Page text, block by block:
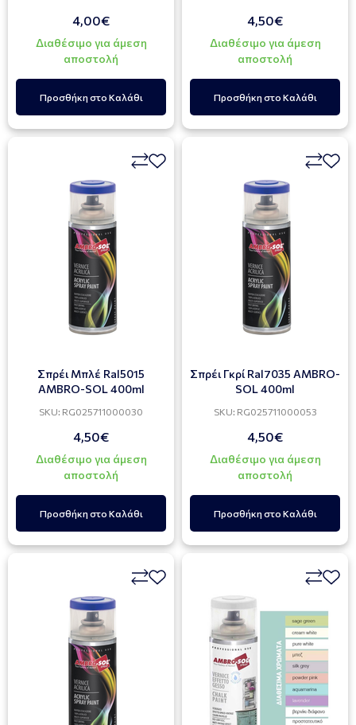
4,00€
Διαθέσιμο για άμεση
αποστολή
Προσθήκη στο Καλάθι
4,50€
Διαθέσιμο για άμεση
αποστολή
Προσθήκη στο Καλάθι
Σπρέι Μπλέ Ral5015
AMBRO-SOL 400ml
SKU: RG025711000030
4,50€
Διαθέσιμο για άμεση
αποστολή
Προσθήκη στο Καλάθι
Σπρέι Γκρί Ral7035 AMBRO-
SOL 400ml
SKU: RG025711000053
4,50€
Διαθέσιμο για άμεση
αποστολή
Προσθήκη στο Καλάθι